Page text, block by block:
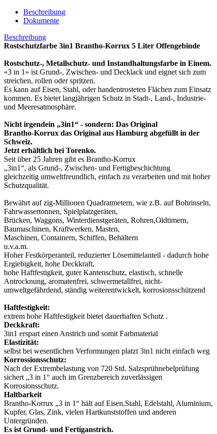
Beschreibung
Dokumente
Beschreibung
Rostschutzfarbe 3in1 Brantho-Korrux 5 Liter Offengebinde
Rostschutz-, Metallschutz- und Instandhaltungsfarbe in Einem.
«3 in 1» ist Grund-, Zwischen- und Decklack und eignet sich zum
streichen, rollen oder spritzen.
Es kann auf Eisen, Stahl, oder handentrosteten Flächen zum Einsatz
kommen. Es bietet langjährigen Schutz in Stadt-, Land-, Industrie-
und Meeresatmosphäre.
Nicht irgendein „3in1“ - sondern: Das Original
Brantho-Korrux das Original aus Hamburg abgefüllt in der
Schweiz.
Jetzt erhältlich bei Torenko.
Seit über 25 Jahren gibt es Brantho-Korrux
„3in1“, als Grund-, Zwischen- und Fertigbeschichtung
gleichzeitig umweltfreundlich, einfach zu verarbeiten und mit hoher
Schutzqualität.
Bewährt auf zig-Millionen Quadratmetern, wie z.B. auf Bohrinseln,
Fahrwassertonnen, Spielplatzgeräten,
Brücken, Waggons, Winterdienstgeräten, Rohren,Oldtimern,
Baumaschinen, Kraftwerken, Masten,
Maschinen, Containern, Schiffen, Behältern
u.v.a.m.
Hoher Festkörperanteil, reduzierter Lösemittelanteil - dadurch hohe
Ergiebigkeit, hohe Deckkraft,
hohe Haftfestigkeit, guter Kantenschutz, elastisch, schnelle
Antrocknung, aromatenfrei, schwermetallfrei, nicht-
umweltgefährdend, ständig weiterentwickelt, korrosionsschützend
Haftfestigkeit:
extrem hohe Haftfestigkeit bietet dauerhaften Schutz .
Deckkraft:
3in1 erspart einen Anstrich und somit Farbmaterial
Elastizität:
selbst bei wesentlichen Verformungen platzt 3in1 nicht einfach weg
Korrossionsschutz:
Nach der Extrembelastung von 720 Std. Salzsprühnebelprüfung
sichert „3 in 1“ auch im Grenzbereich zuverlässigen
Korrosionsschutz.
Haltbarkeit
Brantho-Korrux „3 in 1“ hält auf Eisen,Stahl, Edelstahl, Aluminium,
Kupfer, Glas, Zink, vielen Hartkunststoffen und anderen
Untergründen.
Es ist Grund- und Fertiganstrich.